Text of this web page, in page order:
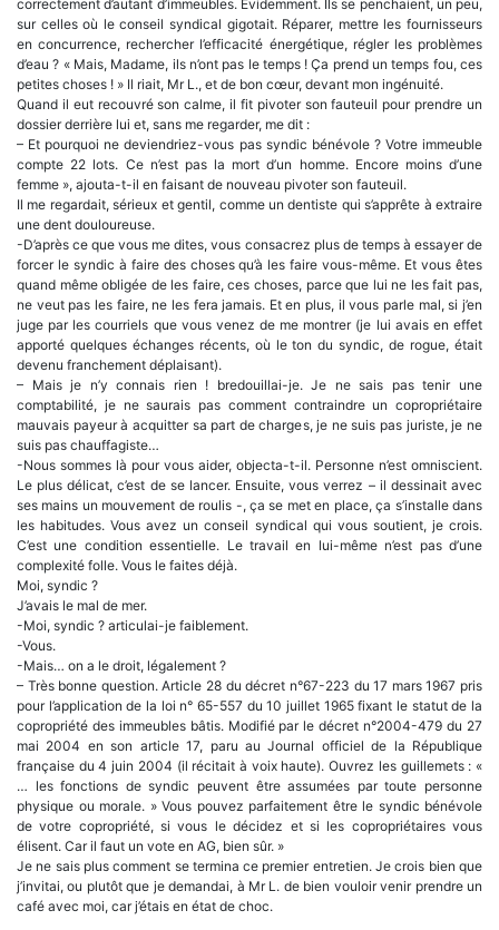
correctement d’autant d’immeubles. Evidemment. Ils se penchaient, un peu,
sur celles où le conseil syndical gigotait. Réparer, mettre les fournisseurs
en concurrence, rechercher l’efficacité énergétique, régler les problèmes
d’eau ? « Mais, Madame, ils n’ont pas le temps ! Ça prend un temps fou, ces
petites choses ! » Il riait, Mr L., et de bon cœur, devant mon ingénuité.
Quand il eut recouvré son calme, il fit pivoter son fauteuil pour prendre un
dossier derrière lui et, sans me regarder, me dit :
– Et pourquoi ne deviendriez-vous pas syndic bénévole ? Votre immeuble
compte 22 lots. Ce n’est pas la mort d’un homme. Encore moins d’une
femme », ajouta-t-il en faisant de nouveau pivoter son fauteuil.
Il me regardait, sérieux et gentil, comme un dentiste qui s’apprête à extraire
une dent douloureuse.
-D’après ce que vous me dites, vous consacrez plus de temps à essayer de
forcer le syndic à faire des choses qu’à les faire vous-même. Et vous êtes
quand même obligée de les faire, ces choses, parce que lui ne les fait pas,
ne veut pas les faire, ne les fera jamais. Et en plus, il vous parle mal, si j’en
juge par les courriels que vous venez de me montrer (je lui avais en effet
apporté quelques échanges récents, où le ton du syndic, de rogue, était
devenu franchement déplaisant).
– Mais je n’y connais rien ! bredouillai-je. Je ne sais pas tenir une
comptabilité, je ne saurais pas comment contraindre un copropriétaire
mauvais payeur à acquitter sa part de charges, je ne suis pas juriste, je ne
suis pas chauffagiste…
-Nous sommes là pour vous aider, objecta-t-il. Personne n’est omniscient.
Le plus délicat, c’est de se lancer. Ensuite, vous verrez – il dessinait avec
ses mains un mouvement de roulis -, ça se met en place, ça s’installe dans
les habitudes. Vous avez un conseil syndical qui vous soutient, je crois.
C’est une condition essentielle. Le travail en lui-même n’est pas d’une
complexité folle. Vous le faites déjà.
Moi, syndic ?
J’avais le mal de mer.
-Moi, syndic ? articulai-je faiblement.
-Vous.
-Mais… on a le droit, légalement ?
– Très bonne question. Article 28 du décret n°67-223 du 17 mars 1967 pris
pour l’application de la loi n° 65-557 du 10 juillet 1965 fixant le statut de la
copropriété des immeubles bâtis. Modifié par le décret n°2004-479 du 27
mai 2004 en son article 17, paru au Journal officiel de la République
française du 4 juin 2004 (il récitait à voix haute). Ouvrez les guillemets : «
… les fonctions de syndic peuvent être assumées par toute personne
physique ou morale. » Vous pouvez parfaitement être le syndic bénévole
de votre copropriété, si vous le décidez et si les copropriétaires vous
élisent. Car il faut un vote en AG, bien sûr. »
Je ne sais plus comment se termina ce premier entretien. Je crois bien que
j’invitai, ou plutôt que je demandai, à Mr L. de bien vouloir venir prendre un
café avec moi, car j’étais en état de choc.